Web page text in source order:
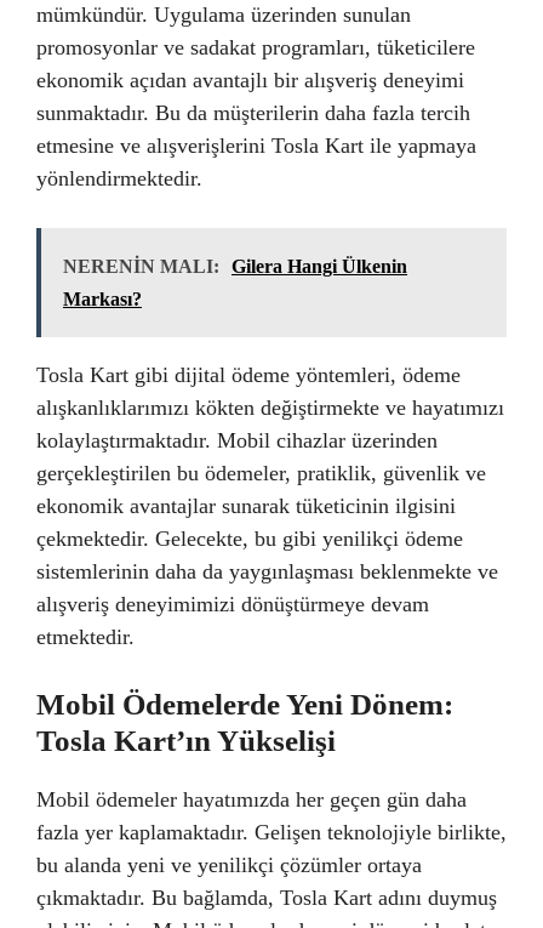
mümkündür. Uygulama üzerinden sunulan
promosyonlar ve sadakat programları, tüketicilere
ekonomik açıdan avantajlı bir alışveriş deneyimi
sunmaktadır. Bu da müşterilerin daha fazla tercih
etmesine ve alışverişlerini Tosla Kart ile yapmaya
yönlendirmektedir.
NERENİN MALI:
Gilera Hangi Ülkenin
Markası?
Tosla Kart gibi dijital ödeme yöntemleri, ödeme
alışkanlıklarımızı kökten değiştirmekte ve hayatımızı
kolaylaştırmaktadır. Mobil cihazlar üzerinden
gerçekleştirilen bu ödemeler, pratiklik, güvenlik ve
ekonomik avantajlar sunarak tüketicinin ilgisini
çekmektedir. Gelecekte, bu gibi yenilikçi ödeme
sistemlerinin daha da yaygınlaşması beklenmekte ve
alışveriş deneyimimizi dönüştürmeye devam
etmektedir.
Mobil Ödemelerde Yeni Dönem:
Tosla Kart’ın Yükselişi
Mobil ödemeler hayatımızda her geçen gün daha
fazla yer kaplamaktadır. Gelişen teknolojiyle birlikte,
bu alanda yeni ve yenilikçi çözümler ortaya
çıkmaktadır. Bu bağlamda, Tosla Kart adını duymuş